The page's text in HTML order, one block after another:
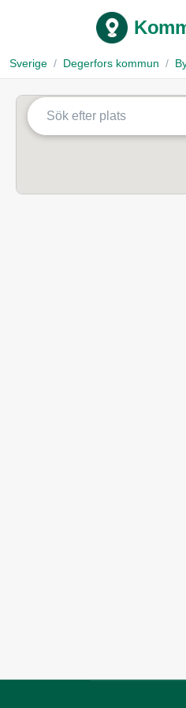
Sverige Degerfors kommun